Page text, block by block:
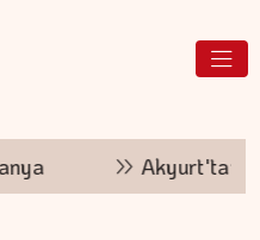
saha değişikliği